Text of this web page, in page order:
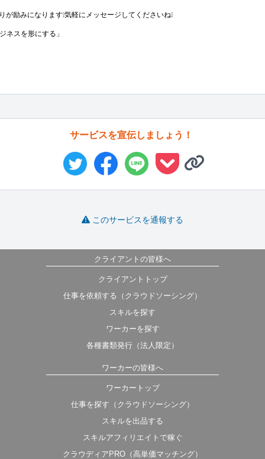
励みになります❕️気軽にメッセージしてくださいね❕️
ネスを形にする」
サービスを宣伝しましょう！
このサービスを通報する
クライアントの皆様へ
クライアントトップ
仕事を依頼する（クラウドソーシング）
スキルを探す
ワーカーを探す
各種書類発行（法人限定）
ワーカーの皆様へ
ワーカートップ
仕事を探す（クラウドソーシング）
スキルを出品する
スキルアフィリエイトで稼ぐ
クラウディアPRO（高単価マッチング）